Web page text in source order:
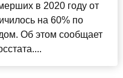
в 2020 году от
на 60% по
Об этом сообщает